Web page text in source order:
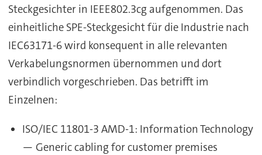
Steckgesichter in IEEE802.3cg aufgenommen. Das
einheitliche SPE-Steckgesicht für die Industrie nach
IEC63171-6 wird konsequent in alle relevanten
Verkabelungsnormen übernommen und dort
verbindlich vorgeschrieben. Das betrifft im
Einzelnen:
ISO/IEC 11801-3 AMD-1: Information Technology
— Generic cabling for customer premises